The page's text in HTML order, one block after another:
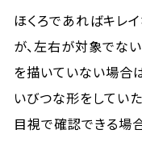
ほくろであればキレ
が、左右が対象でな
を描いていない場合
いびつな形をしてい
目視で確認できる場